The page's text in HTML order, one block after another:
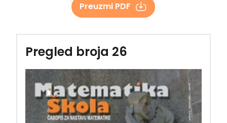
Preuzmi PDF
Pregled broja 26